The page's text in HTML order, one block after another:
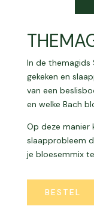
In de themagids
gekeken en
van een
en welke Bach
Op deze manier
slaapprobleem
je bloesemmix
BESTEL